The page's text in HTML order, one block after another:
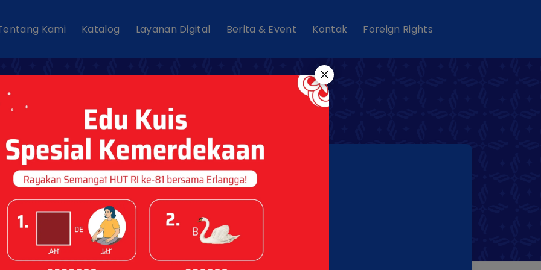
Kami Katalog Layanan Digital Berita & Event Kontak Foreign Rights
SD/MI 2026